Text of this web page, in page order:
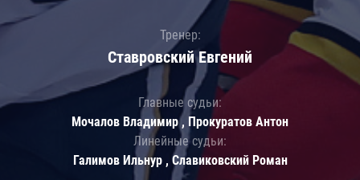
Тренер:
Ставровский Евгений
Главные судьи:
Мочалов Владимир , Прокуратов Антон
Линейные судьи:
Галимов Ильнур , Славиковский Роман